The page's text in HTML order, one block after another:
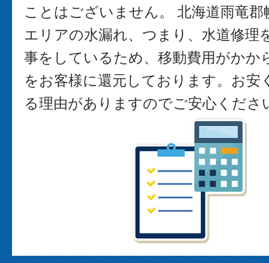
ことはございません。 北海道雨竜郡
エリアの水漏れ、つまり、水道修理
事をしているため、移動費用がかか
をお客様に還元しております。お安
る理由がありますのでご安心くださ